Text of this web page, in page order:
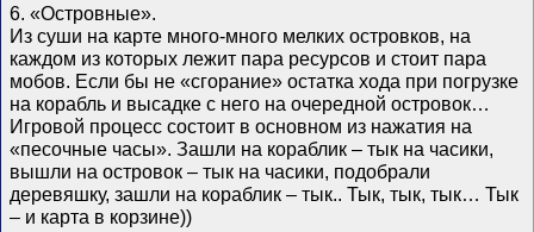
6. «Островные».
Из суши на карте много-много мелких островков, на
каждом из которых лежит пара ресурсов и стоит пара
мобов. Если бы не «сгорание» остатка хода при погрузке
на корабль и высадке с него на очередной островок…
Игровой процесс состоит в основном из нажатия на
«песочные часы». Зашли на кораблик – тык на часики,
вышли на островок – тык на часики, подобрали
деревяшку, зашли на кораблик – тык.. Тык, тык, тык… Тык
– и карта в корзине))